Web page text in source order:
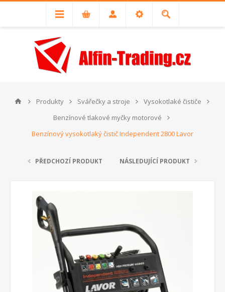
Produkty Svářečky a stroje
Vysokotlaké čističe
Benzínové tlakové myčky motorové
Benzínový vysokotlaký čistič Independent 2800 Lavor
PŘEDCHOZÍ PRODUKT NÁSLEDUJÍCÍ PRODUKT